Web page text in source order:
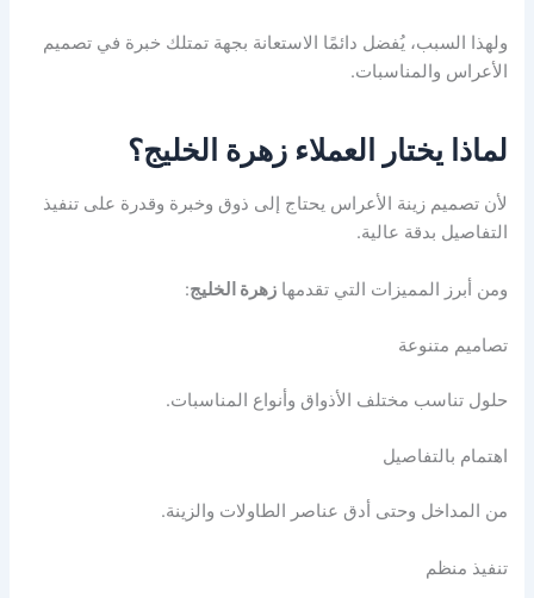
ولهذا السبب، يُفضل دائمًا الاستعانة بجهة تمتلك خبرة في تصميم
الأعراس والمناسبات.
لماذا يختار العملاء زهرة الخليج؟
لأن تصميم زينة الأعراس يحتاج إلى ذوق وخبرة وقدرة على تنفيذ
التفاصيل بدقة عالية.
ومن أبرز المميزات التي تقدمهازهرة الخليج:
تصاميم متنوعة
حلول تناسب مختلف الأذواق وأنواع المناسبات.
اهتمام بالتفاصيل
من المداخل وحتى أدق عناصر الطاولات والزينة.
تنفيذ منظم